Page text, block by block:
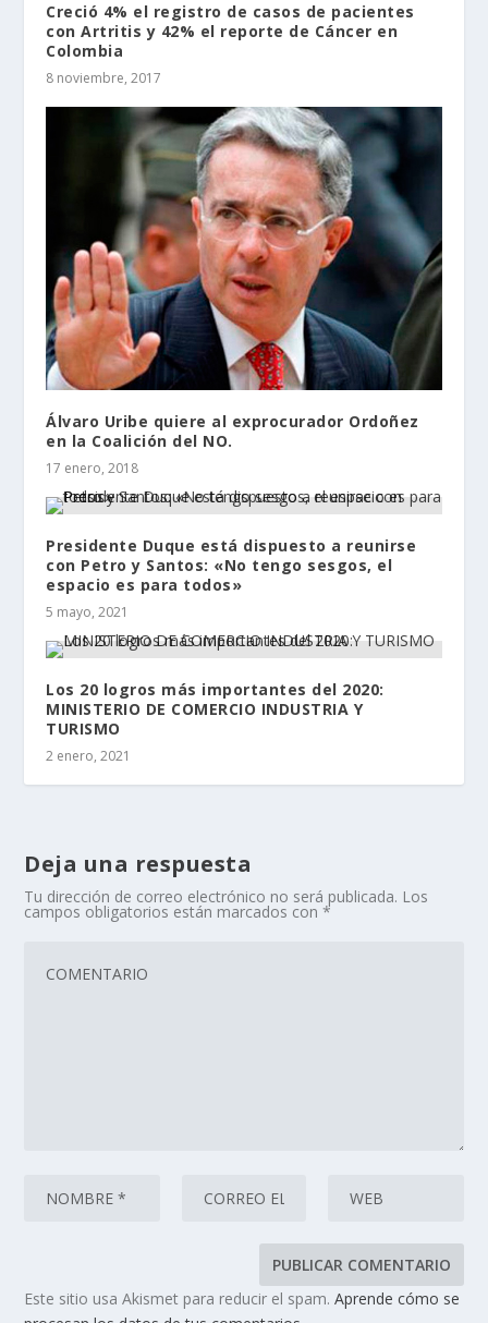
Creció 4% el registro de casos de pacientes
con Artritis y 42% el reporte de Cáncer en
Colombia
8 noviembre, 2017
Álvaro Uribe quiere al exprocurador Ordoñez
en la Coalición del NO.
17 enero, 2018
Presidente Duque está dispuesto a reunirse
con Petro y Santos: «No tengo sesgos, el
espacio es para todos»
5 mayo, 2021
Los 20 logros más importantes del 2020:
MINISTERIO DE COMERCIO INDUSTRIA Y
TURISMO
2 enero, 2021
Deja una respuesta
Tu dirección de correo electrónico no será publicada. Los
campos obligatorios están marcados con*
Este sitio usa Akismet para reducir el spam.Aprende cómo se